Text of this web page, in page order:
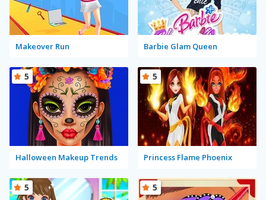
Makeover Run Barbie Glam Queen
Halloween Makeup Trends
5
Princess Flame Phoenix
5
5 5